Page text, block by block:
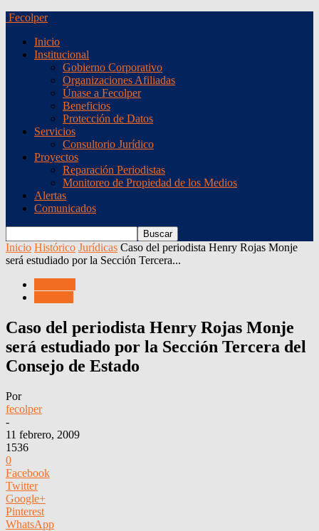
Fecolper
Inicio
Institucional
Gobierno Corporativo
Organizaciones Afiliadas
Únase a Fecolper
Beneficios
Protección de Datos
Servicios
Consultorio Jurídico
Proyectos
Reparación Periodistas
Monitoreo de Propiedad de los Medios
Alertas
Comunicados
Inicio Histórico Jurídicas Caso del periodista Henry Rojas Monje
será estudiado por la Sección Tercera...
Caso del periodista Henry Rojas Monje
será estudiado por la Sección Tercera del
Consejo de Estado
Por
fecolper
-
11 febrero, 2009
1536
0
Facebook
Twitter
Google+
Pinterest
WhatsApp